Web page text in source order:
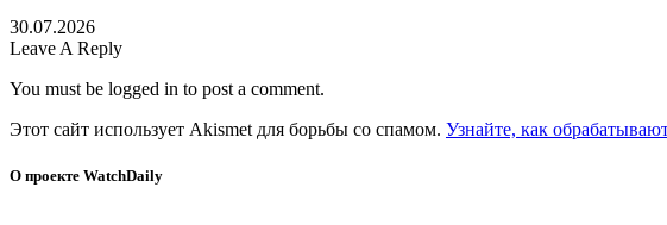
30.07.2026
Leave A Reply
You must be logged in to post a comment.
Этот сайт использует Akismet для борьбы со спамом. Узнайте, как
О проекте WatchDaily